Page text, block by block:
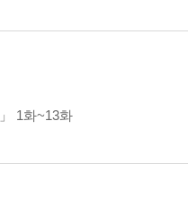
1화~13화